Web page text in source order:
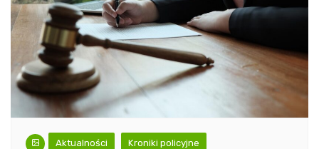
Aktualności Kroniki policyjne